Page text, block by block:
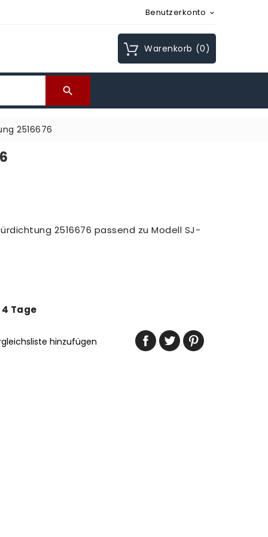
Benutzerkonto 
Warenkorb (0)

2516676
2516676 passend zu Modell SJ-
Tage
hinzufügen